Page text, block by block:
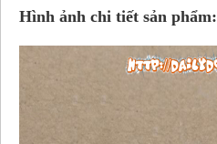
Hình ảnh chi tiết sản phẩm: